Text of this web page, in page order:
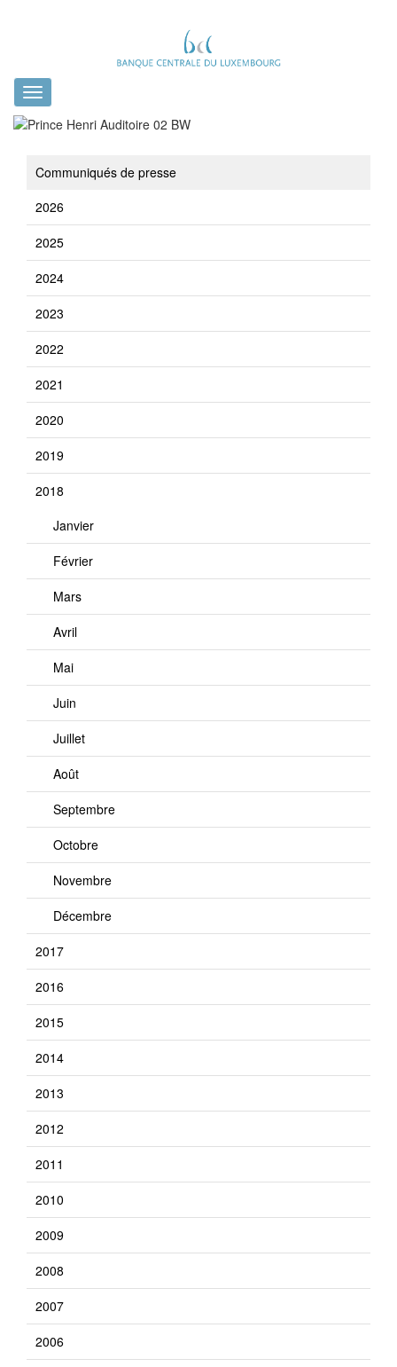
Toggle
navigation
Communiqués de presse
2026
2025
2024
2023
2022
2021
2020
2019
2018
Janvier
Février
Mars
Avril
Mai
Juin
Juillet
Août
Septembre
Octobre
Novembre
Décembre
2017
2016
2015
2014
2013
2012
2011
2010
2009
2008
2007
2006